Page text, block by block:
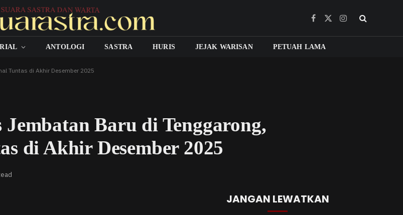
Facebook
X
Instagram
ANTOLOGI SASTRA HURIS JEJAK WARISAN PETUAH LAMA
Tuntas di Akhir Desember 2025
Baru di Tenggarong,
di Akhir Desember 2025
JANGAN LEWATKAN